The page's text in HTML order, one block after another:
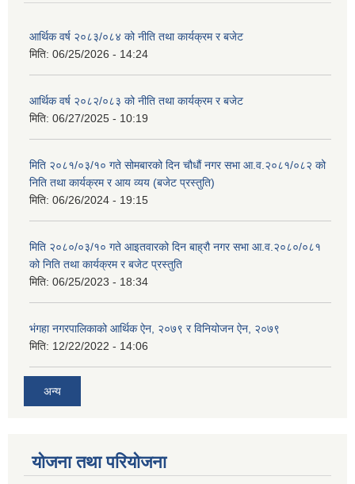
आर्थिक वर्ष २०८३/०८४ को नीति तथा कार्यक्रम र बजेट
मिति: 06/25/2026 - 14:24
आर्थिक वर्ष २०८२/०८३ को नीति तथा कार्यक्रम र बजेट
मिति: 06/27/2025 - 10:19
मिति २०८१/०३/१० गते सोमबारको दिन चौधौं नगर सभा आ.व.२०८१/०८२ को
निति तथा कार्यक्रम र आय व्यय (बजेट प्रस्तुति)
मिति: 06/26/2024 - 19:15
मिति २०८०/०३/१० गते आइतवारको दिन बाह्रौ नगर सभा आ.व.२०८०/०८१
को निति तथा कार्यक्रम र बजेट प्रस्तुति
मिति: 06/25/2023 - 18:34
भंगहा नगरपालिकाको आर्थिक ऐन, २०७९ र विनियोजन ऐन, २०७९
मिति: 12/22/2022 - 14:06
अन्य
योजना तथा परियोजना